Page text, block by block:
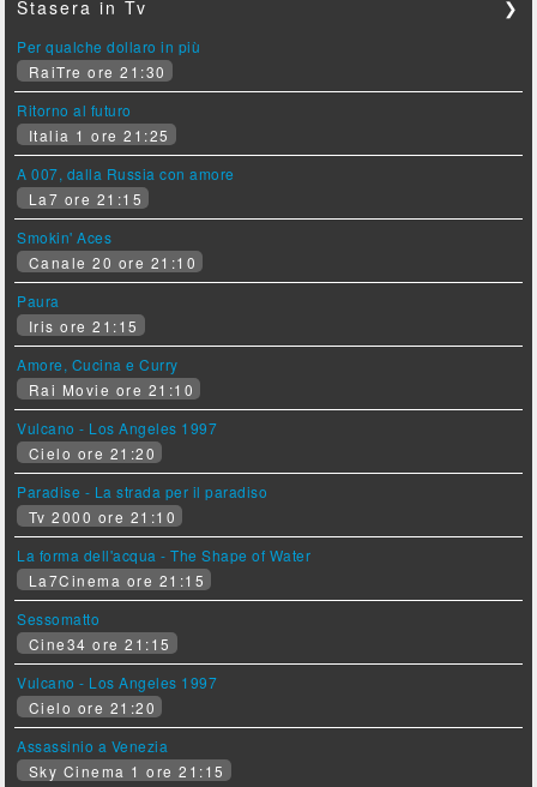
Stasera in Tv ❯
Per qualche dollaro in più
RaiTre ore 21:30
Ritorno al futuro
Italia 1 ore 21:25
A 007, dalla Russia con amore
La7 ore 21:15
Smokin' Aces
Canale 20 ore 21:10
Paura
Iris ore 21:15
Amore, Cucina e Curry
Rai Movie ore 21:10
Vulcano - Los Angeles 1997
Cielo ore 21:20
Paradise - La strada per il paradiso
Tv 2000 ore 21:10
La forma dell'acqua - The Shape of Water
La7Cinema ore 21:15
Sessomatto
Cine34 ore 21:15
Vulcano - Los Angeles 1997
Cielo ore 21:20
Assassinio a Venezia
Sky Cinema 1 ore 21:15